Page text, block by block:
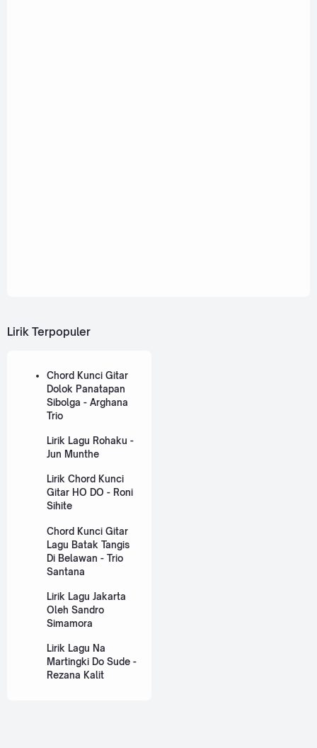
Lirik Terpopuler
Chord Kunci Gitar
Dolok Panatapan
Sibolga - Arghana
Trio
Lirik Lagu Rohaku -
Jun Munthe
Lirik Chord Kunci
Gitar HO DO - Roni
Sihite
Chord Kunci Gitar
Lagu Batak Tangis
Di Belawan - Trio
Santana
Lirik Lagu Jakarta
Oleh Sandro
Simamora
Lirik Lagu Na
Martingki Do Sude -
Rezana Kalit